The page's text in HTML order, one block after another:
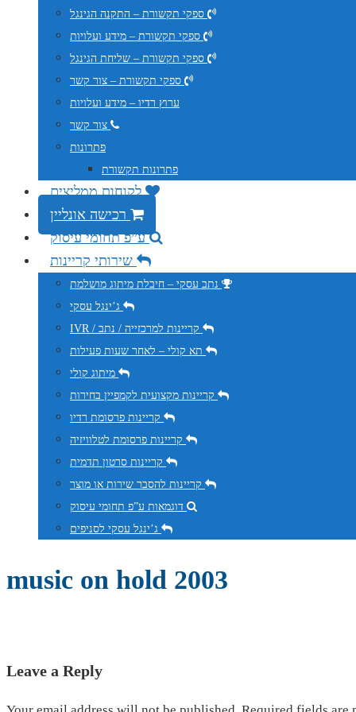
ערוץ רדיו – מידע ועלויות
פתרונות
פתרונות תקשורת
לקוחות ממליצים
ע”פ תחומי עיסוק
music on hold 2003
Leave a Reply